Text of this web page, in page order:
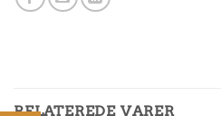
RELATEREDE VARER